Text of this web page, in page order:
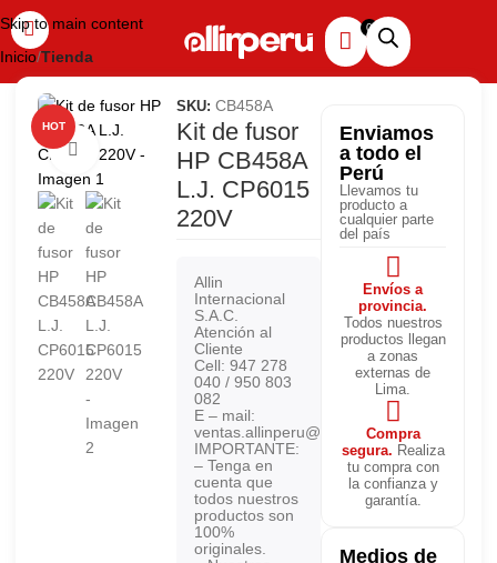
Skip to main content
Inicio Tienda
HOT
Haga clic para ampliar
SKU: CB458A
Kit de fusor
HP CB458A
L.J. CP6015
220V
Allin
Internacional
S.A.C.
Atención al
Cliente
Cell: 947 278
040 / 950 803
082
E – mail:
ventas.allinperu@gmail.com
IMPORTANTE:
– Tenga en
cuenta que
todos nuestros
productos son
100%
originales.
Enviamos
a todo el
Perú
Llevamos tu
producto a
cualquier parte
del país
Envíos a
provincia.
Todos nuestros
productos llegan
a zonas
externas de
Lima.
Compra
segura. Realiza
tu compra con
la confianza y
garantía.
Medios de